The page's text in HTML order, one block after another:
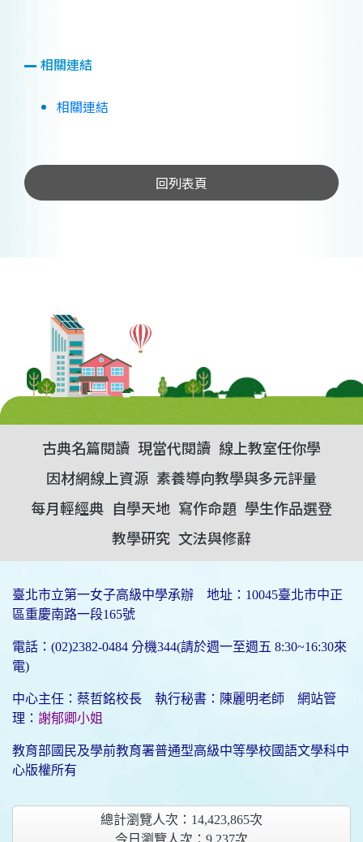
相關連結
相關連結
回列表頁
古典名篇閱讀 現當代閱讀 線上教室任你學
因材網線上資源 素養導向教學與多元評量
每月輕經典 自學天地 寫作命題 學生作品選登
教學研究 文法與修辭
臺北市立第一女子高級中學承辦 地址：10045臺北市中正
區重慶南路一段165號
電話：(02)2382-0484 分機344(請於週一至週五 8:30~16:30來
電)
中心主任：蔡哲銘校長 執行秘書：陳麗明老師 網站管
理： 謝郁卿小姐
教育部國民及學前教育署普通型高級中等學校國語文學科中
心版權所有
總計瀏覽人次： 14,423,865次